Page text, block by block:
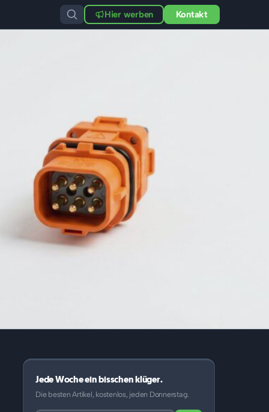
Hier werben Kontakt
Jede Woche ein bisschen klüger.
Die besten Artikel, kostenlos, jeden Donnerstag.